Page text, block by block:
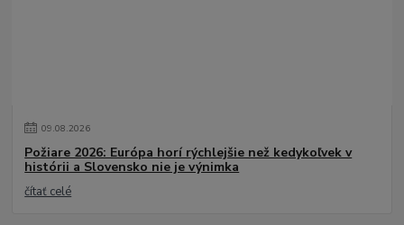
09.08.2026
Požiare 2026: Európa horí rýchlejšie než kedykoľvek v
histórii a Slovensko nie je výnimka
čítať celé